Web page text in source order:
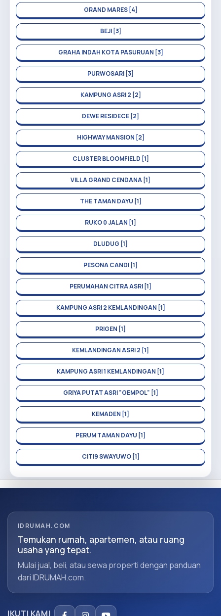
GRAND MARES [4]
BEJI [3]
GRAHA INDAH KOTA PASURUAN [3]
PURWOSARI [3]
KAMPUNG ASRI 2 [2]
DEWE RESIDECE [2]
HIGHWAY MANSION [2]
CLUSTER BLOOMFIELD [1]
VILLA GRAND CENDANA [1]
THE TAMAN DAYU [1]
RUKO 0 JALAN [1]
DLUDUG [1]
PESONA CANDI [1]
PERUMAHAN CITRA ASRI [1]
KAMPUNG ASRI 2 KEMLANDINGAN [1]
PRIGEN [1]
KEMLANDINGAN ASRI 2 [1]
KAMPUNG ASRI 1 KEMLANDINGAN [1]
GRIYA PUTAT ASRI "GEMPOL" [1]
KEMADEN [1]
PERUM TAMAN DAYU [1]
CITI9 SWAYUWO [1]
IDRUMAH.COM
Temukan rumah, apartemen, atau ruang
usaha yang tepat.
Mulai jual, beli, atau sewa properti dengan panduan
dari IDRUMAH.com.
IKUTI KAMI